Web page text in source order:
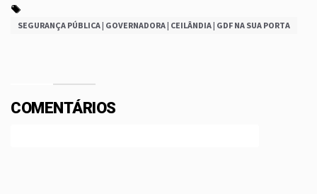
SEGURANÇA PÚBLICA | GOVERNADORA | CEILÂNDIA | GDF NA SUA PORTA
COMENTÁRIOS